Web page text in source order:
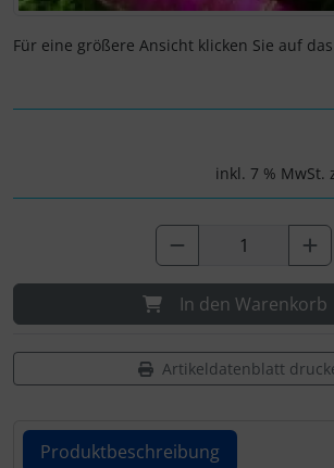
Für eine größere Ansicht klicken Sie auf
inkl. 7 % MwSt.
In den Warenkorb
Artikeldatenblatt
Produktbeschreibung